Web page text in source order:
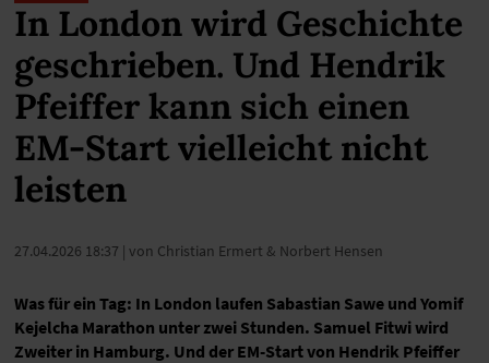
In London wird Geschichte
geschrieben. Und Hendrik
Pfeiffer kann sich einen
EM-Start vielleicht nicht
leisten
27.04.2026 18:37 | von Christian Ermert & Norbert Hensen
Was für ein Tag: In London laufen Sabastian Sawe und Yomif
Kejelcha Marathon unter zwei Stunden. Samuel Fitwi wird
Zweiter in Hamburg. Und der EM-Start von Hendrik Pfeiffer